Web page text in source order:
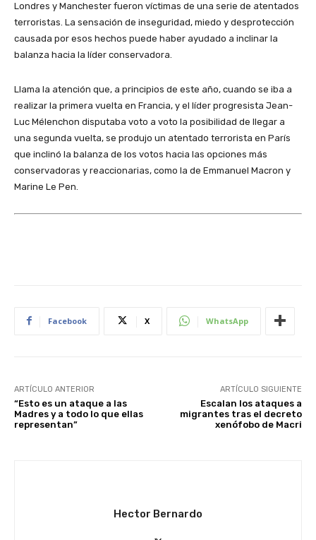
Londres y Manchester fueron víctimas de una serie de atentados
terroristas. La sensación de inseguridad, miedo y desprotección
causada por esos hechos puede haber ayudado a inclinar la
balanza hacia la líder conservadora.
Llama la atención que, a principios de este año, cuando se iba a
realizar la primera vuelta en Francia, y el líder progresista Jean-
Luc Mélenchon disputaba voto a voto la posibilidad de llegar a
una segunda vuelta, se produjo un atentado terrorista en París
que inclinó la balanza de los votos hacia las opciones más
conservadoras y reaccionarias, como la de Emmanuel Macron y
Marine Le Pen.
Facebook X WhatsApp
ARTÍCULO ANTERIOR
“Esto es un ataque a las
Madres y a todo lo que ellas
representan”
ARTÍCULO SIGUIENTE
Escalan los ataques a
migrantes tras el decreto
xenófobo de Macri
Hector Bernardo